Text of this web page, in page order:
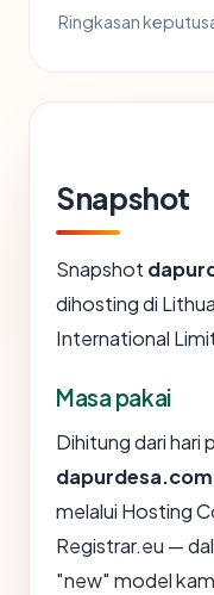
Ringkasan
Snapshot
Snapshot
dihosting di
International
Masa pakai
Dihitung dari hari
dapurdesa.com
melalui Hosting
Registrar.eu —
"new" model